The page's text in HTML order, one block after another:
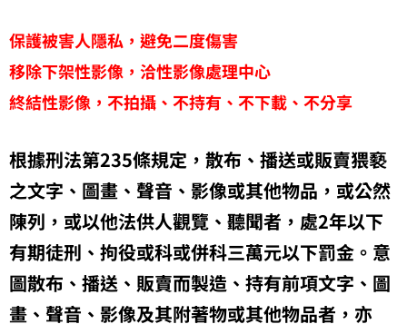
保護被害人隱私，避免二度傷害
移除下架性影像，洽性影像處理中心
終結性影像，不拍攝、不持有、不下載、不分享
根據刑法第235條規定，散布、播送或販賣猥褻
之文字、圖畫、聲音、影像或其他物品，或公然
陳列，或以他法供人觀覽、聽聞者，處2年以下
有期徒刑、拘役或科或併科三萬元以下罰金。意
圖散布、播送、販賣而製造、持有前項文字、圖
畫、聲音、影像及其附著物或其他物品者，亦